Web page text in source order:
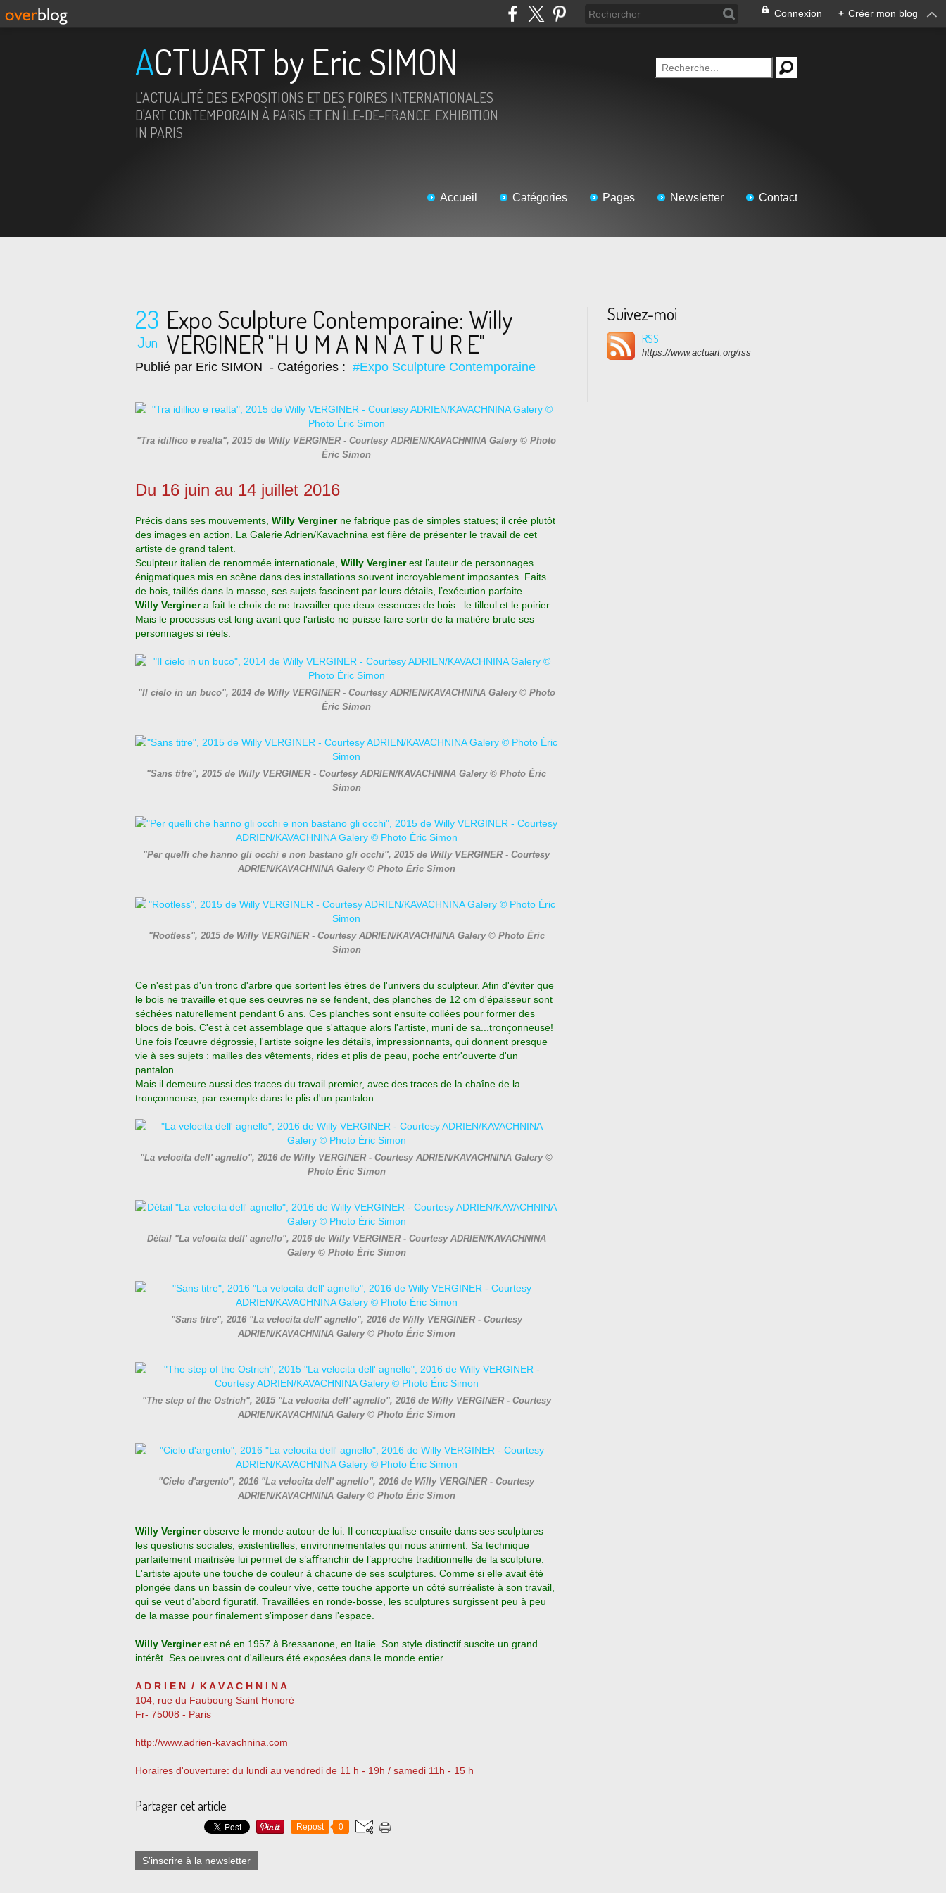
Connexion + Créer mon blog
ACTUART by Eric SIMON
L'ACTUALITÉ DES EXPOSITIONS ET DES FOIRES INTERNATIONALES
D'ART CONTEMPORAIN À PARIS ET EN ÎLE-DE-FRANCE. EXHIBITION
IN PARIS
Accueil Catégories Pages Newsletter Contact
23
Jun
Expo Sculpture Contemporaine: Willy
VERGINER "H U M A N N A T U R E"
Publié par Eric SIMON - Catégories : #Expo Sculpture Contemporaine
"Tra idillico e realta", 2015 de Willy VERGINER - Courtesy ADRIEN/KAVACHNINA Galery © Photo
Éric Simon
Du 16 juin au 14 juillet 2016
Précis dans ses mouvements, Willy Verginer ne fabrique pas de simples statues; il crée plutôt
des images en action. La Galerie Adrien/Kavachnina est fière de présenter le travail de cet
artiste de grand talent.
Sculpteur italien de renommée internationale, Willy Verginerest l’auteur de personnages
énigmatiques mis en scène dans des installations souvent incroyablement imposantes. Faits
de bois, taillés dans la masse, ses sujets fascinent par leurs détails, l’exécution parfaite.
Willy Verginera fait le choix de ne travailler que deux essences de bois : le tilleul et le poirier.
Mais le processus est long avant que l'artiste ne puisse faire sortir de la matière brute ses
personnages si réels.
"Il cielo in un buco", 2014 de Willy VERGINER - Courtesy ADRIEN/KAVACHNINA Galery © Photo
Éric Simon
"Sans titre", 2015 de Willy VERGINER - Courtesy ADRIEN/KAVACHNINA Galery © Photo Éric
Simon
"Per quelli che hanno gli occhi e non bastano gli occhi", 2015 de Willy VERGINER - Courtesy
ADRIEN/KAVACHNINA Galery © Photo Éric Simon
"Rootless", 2015 de Willy VERGINER - Courtesy ADRIEN/KAVACHNINA Galery © Photo Éric
Simon
Ce n'est pas d'un tronc d'arbre que sortent les êtres de l'univers du sculpteur. Afin d'éviter que
le bois ne travaille et que ses oeuvres ne se fendent, des planches de 12 cm d'épaisseur sont
séchées naturellement pendant 6 ans. Ces planches sont ensuite collées pour former des
blocs de bois. C'est à cet assemblage que s'attaque alors l'artiste, muni de sa...tronçonneuse!
Une fois l’œuvre dégrossie, l'artiste soigne les détails, impressionnants, qui donnent presque
vie à ses sujets : mailles des vêtements, rides et plis de peau, poche entr'ouverte d'un
pantalon...
Mais il demeure aussi des traces du travail premier, avec des traces de la chaîne de la
tronçonneuse, par exemple dans le plis d'un pantalon.
"La velocita dell' agnello", 2016 de Willy VERGINER - Courtesy ADRIEN/KAVACHNINA Galery ©
Photo Éric Simon
Détail "La velocita dell' agnello", 2016 de Willy VERGINER - Courtesy ADRIEN/KAVACHNINA
Galery © Photo Éric Simon
"Sans titre", 2016 "La velocita dell' agnello", 2016 de Willy VERGINER - Courtesy
ADRIEN/KAVACHNINA Galery © Photo Éric Simon
"The step of the Ostrich", 2015 "La velocita dell' agnello", 2016 de Willy VERGINER - Courtesy
ADRIEN/KAVACHNINA Galery © Photo Éric Simon
"Cielo d'argento", 2016 "La velocita dell' agnello", 2016 de Willy VERGINER - Courtesy
ADRIEN/KAVACHNINA Galery © Photo Éric Simon
Willy Verginerobserve le monde autour de lui. Il conceptualise ensuite dans ses sculptures
les questions sociales, existentielles, environnementales qui nous animent. Sa technique
parfaitement maitrisée lui permet de s’aﬀranchir de l’approche traditionnelle de la sculpture.
L'artiste ajoute une touche de couleur à chacune de ses sculptures. Comme si elle avait été
plongée dans un bassin de couleur vive, cette touche apporte un côté surréaliste à son travail,
qui se veut d'abord figuratif. Travaillées en ronde-bosse, les sculptures surgissent peu à peu
de la masse pour finalement s'imposer dans l'espace.
Willy Verginerest né en 1957 à Bressanone, en Italie. Son style distinctif suscite un grand
intérêt. Ses oeuvres ont d'ailleurs été exposées dans le monde entier.
A D R I E N / K A V A C H N I N A
104, rue du Faubourg Saint Honoré
Fr- 75008 - Paris
http://www.adrien-kavachnina.com
Horaires d'ouverture: du lundi au vendredi de 11 h - 19h / samedi 11h - 15 h
Partager cet article
Repost 0
S'inscrire à la newsletter
Suivez-moi
RSS
https://www.actuart.org/rss